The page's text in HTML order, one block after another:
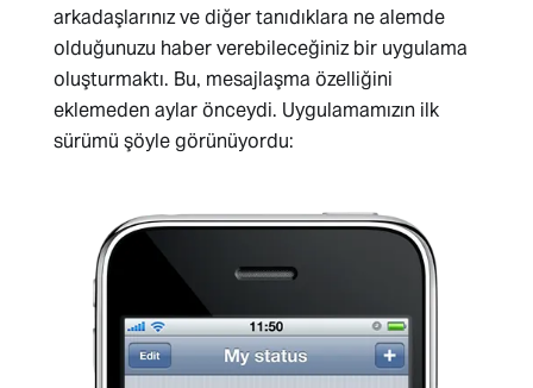
arkadaşlarınız ve diğer tanıdıklara ne alemde
olduğunuzu haber verebileceğiniz bir uygulama
oluşturmaktı. Bu, mesajlaşma özelliğini
eklemeden aylar önceydi. Uygulamamızın ilk
sürümü şöyle görünüyordu: